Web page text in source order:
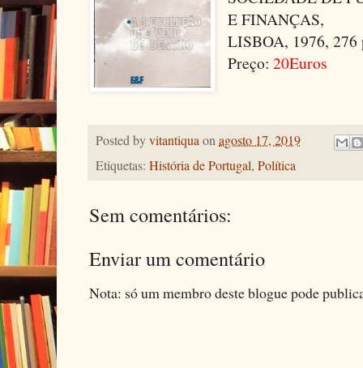
E FINANÇAS,
LISBOA, 1976, 276
Preço: 20Euros
Posted byvitantiquaonagosto 17, 2019
Etiquetas: História de Portugal, Política
Sem comentários:
Enviar um comentário
Nota: só um membro deste blogue pode